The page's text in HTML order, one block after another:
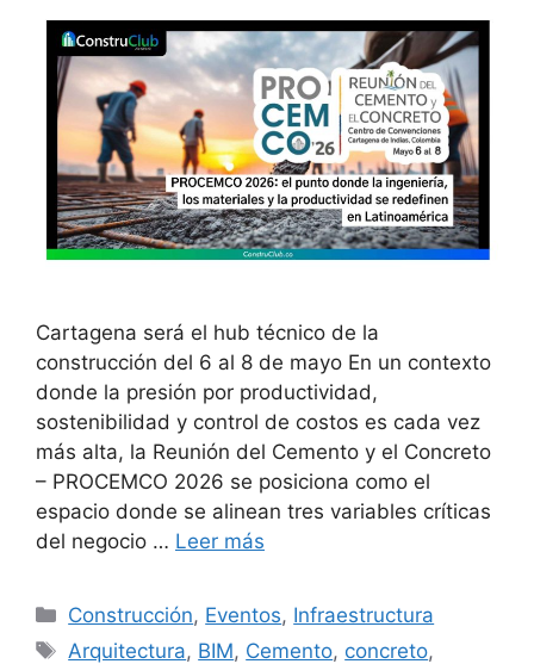
Cartagena será el hub técnico de la
construcción del 6 al 8 de mayo En un contexto
donde la presión por productividad,
sostenibilidad y control de costos es cada vez
más alta, la Reunión del Cemento y el Concreto
– PROCEMCO 2026 se posiciona como el
espacio donde se alinean tres variables críticas
del negocio … Leer más
Categorías
Construcción, Eventos, Infraestructura
Etiquetas
Arquitectura, BIM, Cemento, concreto,